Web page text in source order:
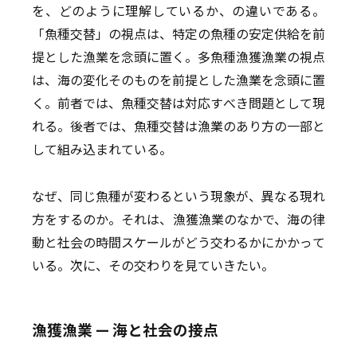
を、どのように理解しているか、の違いである。
「魚種交替」の視点は、特定の魚種の安定供給を前
提とした漁業を念頭に置く。多魚種漁獲漁業の視点
は、海の変化そのものを前提とした漁業を念頭に置
く。前者では、魚種交替は対応すべき問題として現
れる。後者では、魚種交替は漁業のあり方の一部と
して組み込まれている。
なぜ、同じ魚種が変わるという現象が、異なる現れ
方をするのか。それは、漁獲漁業のなかで、海の律
動と社会の時間スケールがどう交わるかにかかって
いる。次に、その交わりを見ていきたい。
漁獲漁業 — 海と社会の接点